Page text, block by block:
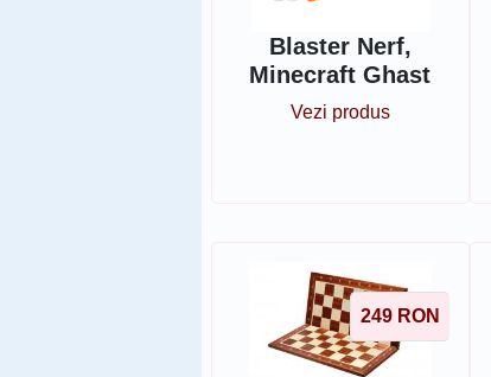
Blaster Nerf,
Minecraft Ghast
Vezi produs
249 RON